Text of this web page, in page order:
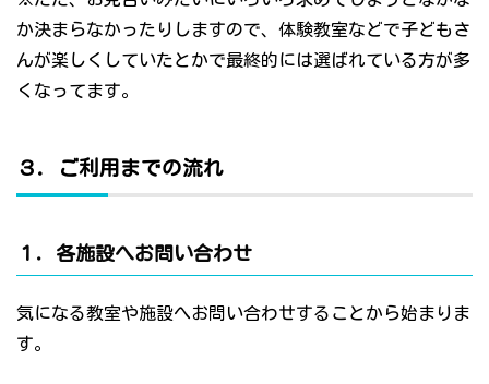
か決まらなかったりしますので、体験教室などで子どもさ
んが楽しくしていたとかで最終的には選ばれている方が多
くなってます。
３．ご利用までの流れ
１．各施設へお問い合わせ
気になる教室や施設へお問い合わせすることから始まりま
す。